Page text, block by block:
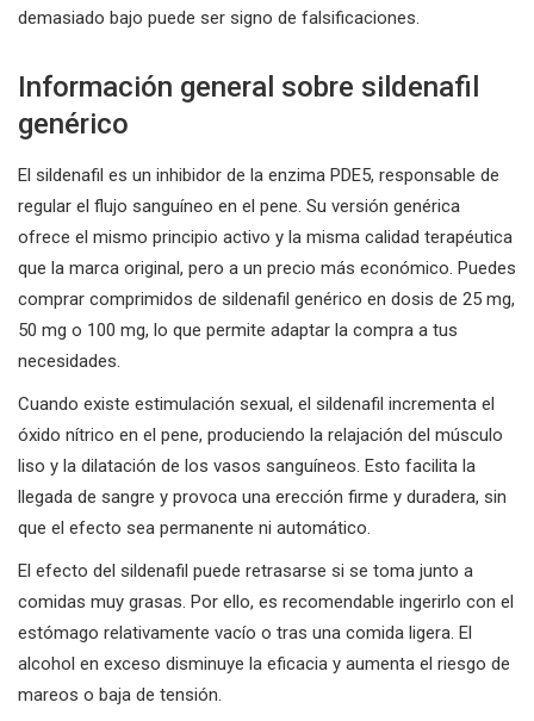
demasiado bajo puede ser signo de falsificaciones.
Información general sobre sildenafil
genérico
El sildenafil es un inhibidor de la enzima PDE5, responsable de
regular el flujo sanguíneo en el pene. Su versión genérica
ofrece el mismo principio activo y la misma calidad terapéutica
que la marca original, pero a un precio más económico. Puedes
comprar comprimidos de sildenafil genérico en dosis de 25 mg,
50 mg o 100 mg, lo que permite adaptar la compra a tus
necesidades.
Cuando existe estimulación sexual, el sildenafil incrementa el
óxido nítrico en el pene, produciendo la relajación del músculo
liso y la dilatación de los vasos sanguíneos. Esto facilita la
llegada de sangre y provoca una erección firme y duradera, sin
que el efecto sea permanente ni automático.
El efecto del sildenafil puede retrasarse si se toma junto a
comidas muy grasas. Por ello, es recomendable ingerirlo con el
estómago relativamente vacío o tras una comida ligera. El
alcohol en exceso disminuye la eficacia y aumenta el riesgo de
mareos o baja de tensión.